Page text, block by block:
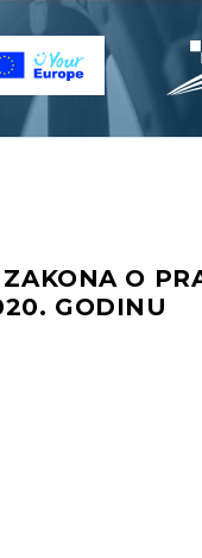
O
GODINU